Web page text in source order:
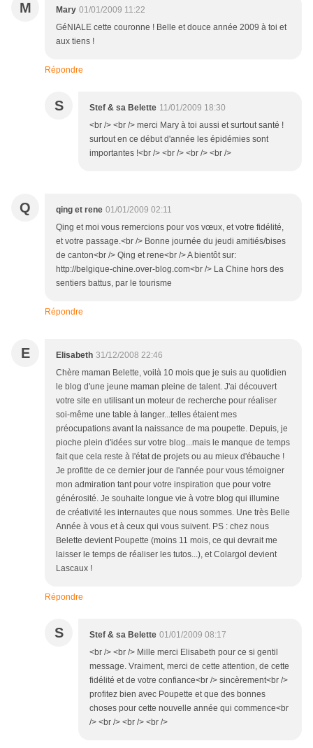
M Mary 01/01/2009 11:22
GéNIALE cette couronne ! Belle et douce année 2009 à toi et
aux tiens !
Répondre
S Stef & sa Belette 11/01/2009 18:30
<br /> <br /> merci Mary à toi aussi et surtout santé !
surtout en ce début d'année les épidémies sont
importantes !<br /> <br /> <br /> <br />
Q qing et rene 01/01/2009 02:11
Qing et moi vous remercions pour vos vœux, et votre fidélité,
et votre passage.<br /> Bonne journée du jeudi amitiés/bises
de canton<br /> Qing et rene<br /> A bientôt sur:
http://belgique-chine.over-blog.com<br /> La Chine hors des
sentiers battus, par le tourisme
Répondre
E Elisabeth 31/12/2008 22:46
Chère maman Belette, voilà 10 mois que je suis au quotidien
le blog d'une jeune maman pleine de talent. J'ai découvert
votre site en utilisant un moteur de recherche pour réaliser
soi-même une table à langer...telles étaient mes
préocupations avant la naissance de ma poupette. Depuis, je
pioche plein d'idées sur votre blog...mais le manque de temps
fait que cela reste à l'état de projets ou au mieux d'ébauche !
Je profitte de ce dernier jour de l'année pour vous témoigner
mon admiration tant pour votre inspiration que pour votre
générosité. Je souhaite longue vie à votre blog qui illumine
de créativité les internautes que nous sommes. Une très Belle
Année à vous et à ceux qui vous suivent. PS : chez nous
Belette devient Poupette (moins 11 mois, ce qui devrait me
laisser le temps de réaliser les tutos...), et Colargol devient
Lascaux !
Répondre
S Stef & sa Belette 01/01/2009 08:17
<br /> <br /> Mille merci Elisabeth pour ce si gentil
message. Vraiment, merci de cette attention, de cette
fidélité et de votre confiance<br /> sincèrement<br />
profitez bien avec Poupette et que des bonnes
choses pour cette nouvelle année qui commence<br
/> <br /> <br /> <br />